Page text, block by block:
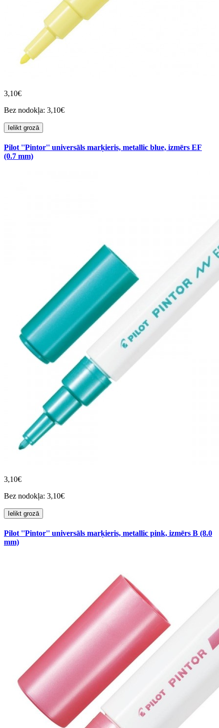
3,10€
Bez nodokļa: 3,10€
Ielikt grozā
Pilot ''Pintor'' universāls marķieris, metallic blue, izmērs EF
(0.7 mm)
3,10€
Bez nodokļa: 3,10€
Ielikt grozā
Pilot ''Pintor'' universāls marķieris, metallic pink, izmērs B (8.0
mm)